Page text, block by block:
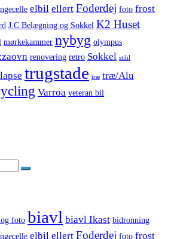
elbil ellert Foderdej foto frost
J.C Belægning og Sokkel K2 Huset
mørkekammer nybyg olympus
renovering retro Sokkel stihl
trugstade træ træ/Alu
Varroa veteran bil
foto biavl biavl Ikast bidronning
elbil ellert Foderdej foto frost